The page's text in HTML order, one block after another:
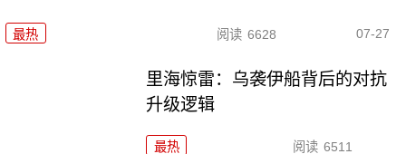
最热 阅读 6628 07-27
里海惊雷：乌袭伊船背后的对抗
升级逻辑
最热 阅读 6511